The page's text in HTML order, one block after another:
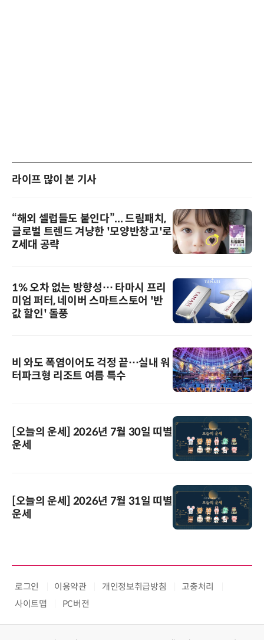
라이프 많이 본 기사
“해외 셀럽들도 붙인다”... 드림패치,
글로벌 트렌드 겨냥한 '모양반창고'로
Z세대 공략
1% 오차 없는 방향성… 타마시 프리
미엄 퍼터, 네이버 스마트스토어 '반
값 할인' 돌풍
비 와도 폭염이어도 걱정 끝…실내 워
터파크형 리조트 여름 특수
[오늘의 운세] 2026년 7월 30일 띠별
운세
[오늘의 운세] 2026년 7월 31일 띠별
운세
로그인 이용약관 개인정보취급방침
고충처리
사이트맵
PC버전